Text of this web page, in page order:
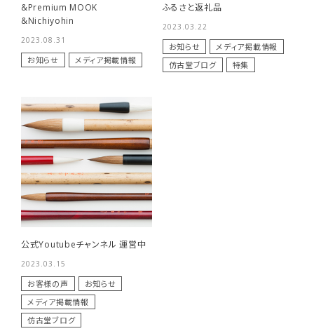
HOUKODOU
HOUKODOU
商品一覧
私たちについて
ご利用ガイド
プライバシーポリシー
特定商取引法について
お問い合わせ
&Premium MOOK
&Nichiyohin
2023.08.31
お知らせ メディア掲載情報
ふるさと返礼品
2023.03.22
お知らせ
メディア掲載情報
仿古堂ブログ
特集
公式Youtubeチャンネル 運営中
2023.03.15
お客様の声
お知らせ
メディア掲載情報
仿古堂ブログ